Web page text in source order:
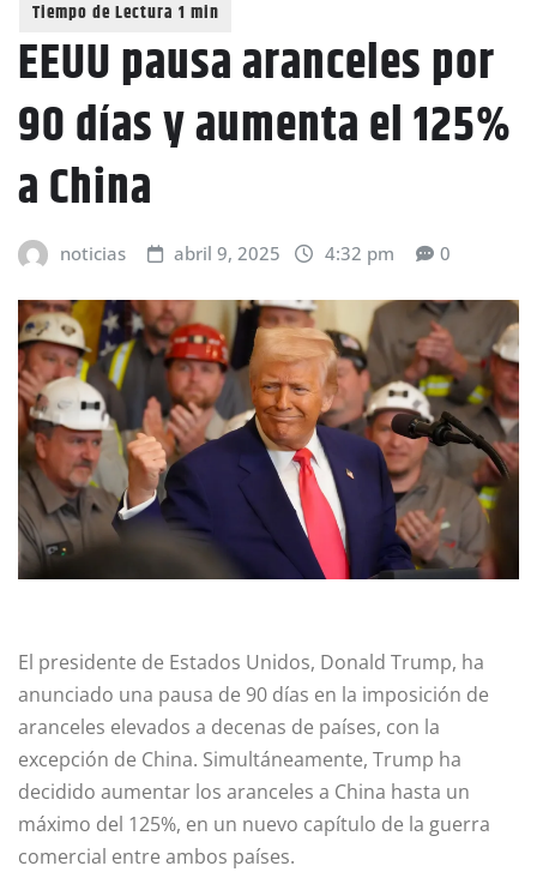
EEUU pausa aranceles por
90 días y aumenta el 125%
a China
noticias abril 9, 2025 4:32 pm 0
El presidente de Estados Unidos, Donald Trump, ha
anunciado una pausa de 90 días en la imposición de
aranceles elevados a decenas de países, con la
excepción de China. Simultáneamente, Trump ha
decidido aumentar los aranceles a China hasta un
máximo del 125%, en un nuevo capítulo de la guerra
comercial entre ambos países.